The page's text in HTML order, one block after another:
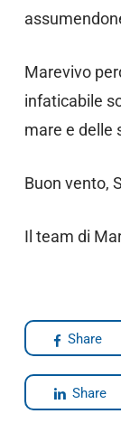
Marevivo
infaticabile
mare e delle
Buon vento,
Il team di
Share
Share